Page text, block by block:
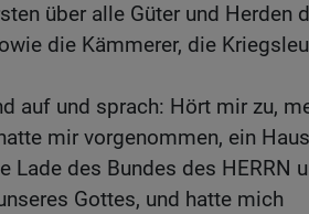
über alle Güter und Herden
die Kämmerer, die
auf und sprach: Hört mir zu,
mir vorgenommen, ein
Lade des Bundes des HERRN
Gottes, und hatte mich